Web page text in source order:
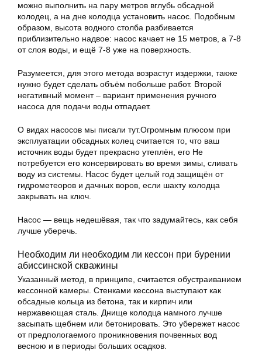
можно выполнить на пару метров вглубь обсадной
колодец, а на дне колодца установить насос. Подобным
образом, высота водного столба разбивается
приблизительно надвое: насос качает не 15 метров, а 7-8
от слоя воды, и ещё 7-8 уже на поверхность.
Разумеется, для этого метода возрастут издержки, также
нужно будет сделать объём побольше работ. Второй
негативный момент – вариант применения ручного
насоса для подачи воды отпадает.
О видах насосов мы писали тут.Огромным плюсом при
эксплуатации обсадных колец считается то, что ваш
источник воды будет прекрасно утеплён, его Не
потребуется его консервировать во время зимы, сливать
воду из системы. Насос будет целый год защищён от
гидрометеоров и дачных воров, если шахту колодца
закрывать на ключ.
Насос — вещь недешёвая, так что задумайтесь, как себя
лучше уберечь.
Необходим ли необходим ли кессон при бурении
абиссинской скважины
Указанный метод, в принципе, считается обустраиванием
кессонной камеры. Стенками кессона выступают как
обсадные кольца из бетона, так и кирпич или
нержавеющая сталь. Днище колодца намного лучше
засыпать щебнем или бетонировать. Это убережет насос
от предпологаемого проникновения почвенных вод
весною и в периоды больших осадков.